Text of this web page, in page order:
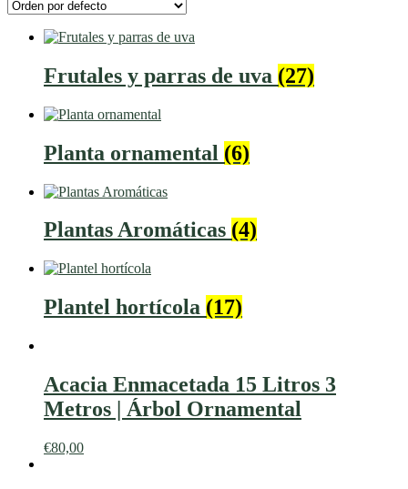
Frutales y parras de uva (27)
Planta ornamental (6)
Plantas Aromáticas (4)
Plantel hortícola (17)
Acacia Enmacetada 15 Litros 3
Metros | Árbol Ornamental
€80,00